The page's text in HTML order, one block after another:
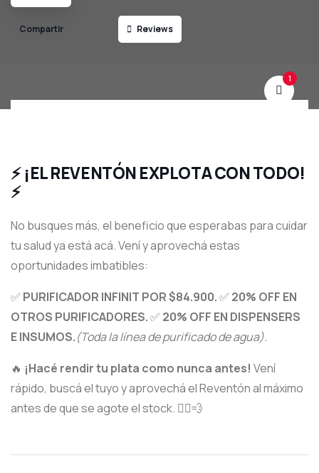
Reviews
1
⚡ ¡EL REVENTÓN EXPLOTA CON TODO!
⚡
No busques más, el beneficio que esperabas para cuidar
tu salud ya está acá.Vení y aprovechá estas
oportunidades imbatibles:
✅ PURIFICADOR INFINIT POR $84.900.✅ 20% OFF EN
OTROS PURIFICADORES.✅ 20% OFF EN DISPENSERS
E INSUMOS.(Toda la línea de purificado de agua).
🔥 ¡Hacé rendir tu plata como nunca antes! Vení
rápido, buscá el tuyo y aprovechá el Reventón al máximo
antes de que se agote el stock. 🏃‍♂️💨